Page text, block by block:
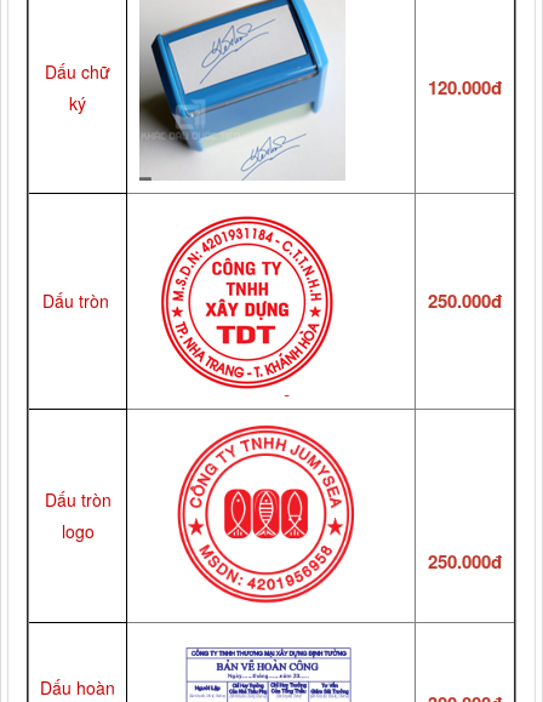
Dấu chữ
ký
120.000đ
Dấu tròn 250.000đ
Dấu tròn
logo
250.000đ
Dấu hoàn